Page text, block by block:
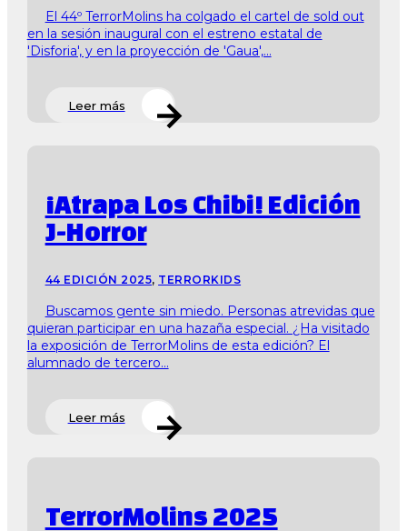
El 44º TerrorMolins ha colgado el cartel de sold out
en la sesión inaugural con el estreno estatal de
'Disforia', y en la proyección de 'Gaua',...
Leer más
¡Atrapa Los Chibi! Edición
J-Horror
44 EDICIÓN 2025, TERRORKIDS
Buscamos gente sin miedo. Personas atrevidas que
quieran participar en una hazaña especial. ¿Ha visitado
la exposición de TerrorMolins de esta edición? El
alumnado de tercero...
Leer más
TerrorMolins 2025